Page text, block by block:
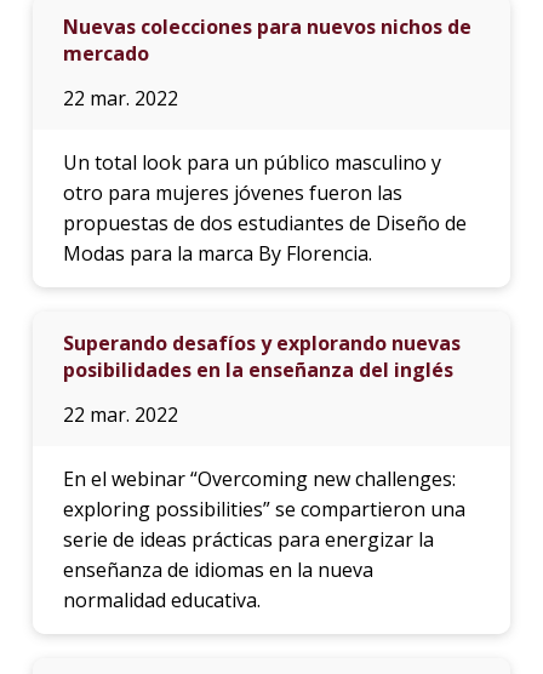
Nuevas colecciones para nuevos nichos de
mercado
22 mar. 2022
Un total look para un público masculino y
otro para mujeres jóvenes fueron las
propuestas de dos estudiantes de Diseño de
Modas para la marca By Florencia.
Superando desafíos y explorando nuevas
posibilidades en la enseñanza del inglés
22 mar. 2022
En el webinar “Overcoming new challenges:
exploring possibilities” se compartieron una
serie de ideas prácticas para energizar la
enseñanza de idiomas en la nueva
normalidad educativa.